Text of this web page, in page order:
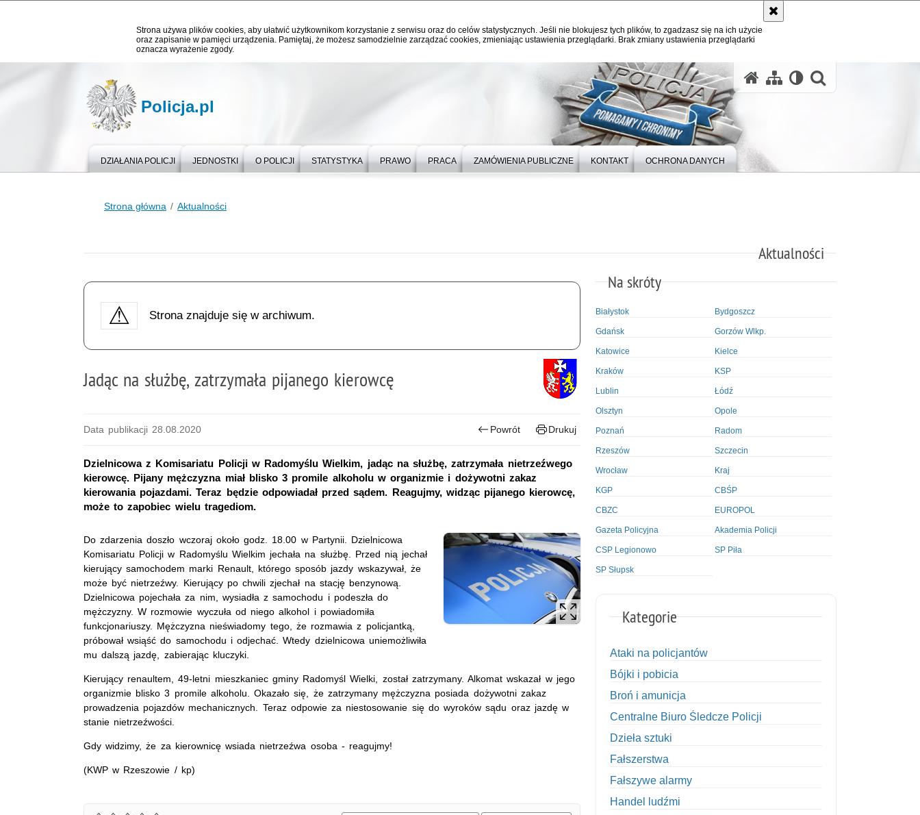
Strona używa plików cookies, aby ułatwić użytkownikom korzystanie z serwisu oraz do celów statystycznych. Jeśli nie blokujesz tych plików, to zgadzasz się na ich użycie
oraz zapisanie w pamięci urządzenia. Pamiętaj, że możesz samodzielnie zarządzać cookies, zmieniając ustawienia przeglądarki. Brak zmiany ustawienia przeglądarki
oznacza wyrażenie zgody.
Policja.pl
DZIAŁANIA POLICJI JEDNOSTKI O POLICJI STATYSTYKA PRAWO PRACA ZAMÓWIENIA PUBLICZNE KONTAKT OCHRONA DANYCH
Strona główna Aktualności
Aktualności
Strona znajduje się w archiwum.
Jadąc na służbę, zatrzymała pijanego kierowcę
Data publikacji 28.08.2020 Powrót Drukuj
Dzielnicowa z Komisariatu Policji w Radomyślu Wielkim, jadąc na służbę, zatrzymała nietrzeźwego
kierowcę. Pijany mężczyzna miał blisko 3 promile alkoholu w organizmie i dożywotni zakaz
kierowania pojazdami. Teraz będzie odpowiadał przed sądem. Reagujmy, widząc pijanego kierowcę,
może to zapobiec wielu tragediom.
Do zdarzenia doszło wczoraj około godz. 18.00 w Partynii. Dzielnicowa
Komisariatu Policji w Radomyślu Wielkim jechała na służbę. Przed nią jechał
kierujący samochodem marki Renault, którego sposób jazdy wskazywał, że
może być nietrzeźwy. Kierujący po chwili zjechał na stację benzynową.
Dzielnicowa pojechała za nim, wysiadła z samochodu i podeszła do
mężczyzny. W rozmowie wyczuła od niego alkohol i powiadomiła
funkcjonariuszy. Mężczyzna nieświadomy tego, że rozmawia z policjantką,
próbował wsiąść do samochodu i odjechać. Wtedy dzielnicowa uniemożliwiła
mu dalszą jazdę, zabierając kluczyki.
Kierujący renaultem, 49-letni mieszkaniec gminy Radomyśl Wielki, został zatrzymany. Alkomat wskazał w jego
organizmie blisko 3 promile alkoholu. Okazało się, że zatrzymany mężczyzna posiada dożywotni zakaz
prowadzenia pojazdów mechanicznych. Teraz odpowie za niestosowanie się do wyroków sądu oraz jazdę w
stanie nietrzeźwości.
Gdy widzimy, że za kierownicę wsiada nietrzeźwa osoba - reagujmy!
(KWP w Rzeszowie / kp)
Na skróty
Białystok Bydgoszcz
Gdańsk Gorzów Wlkp.
Katowice Kielce
Kraków KSP
Lublin Łódź
Olsztyn Opole
Poznań Radom
Rzeszów Szczecin
Wrocław Kraj
KGP CBŚP
CBZC EUROPOL
Gazeta Policyjna Akademia Policji
CSP Legionowo SP Piła
SP Słupsk
Kategorie
Ataki na policjantów
Bójki i pobicia
Broń i amunicja
Centralne Biuro Śledcze Policji
Dzieła sztuki
Fałszerstwa
Fałszywe alarmy
Handel ludźmi